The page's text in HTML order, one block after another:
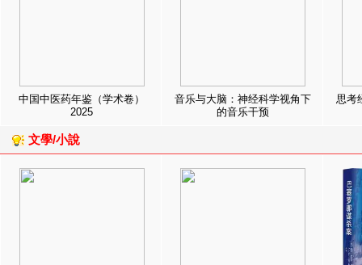
中国中医药年鉴（学术卷）
2025
音乐与大脑：神经科学视角下
的音乐干预
思考
文學/小說